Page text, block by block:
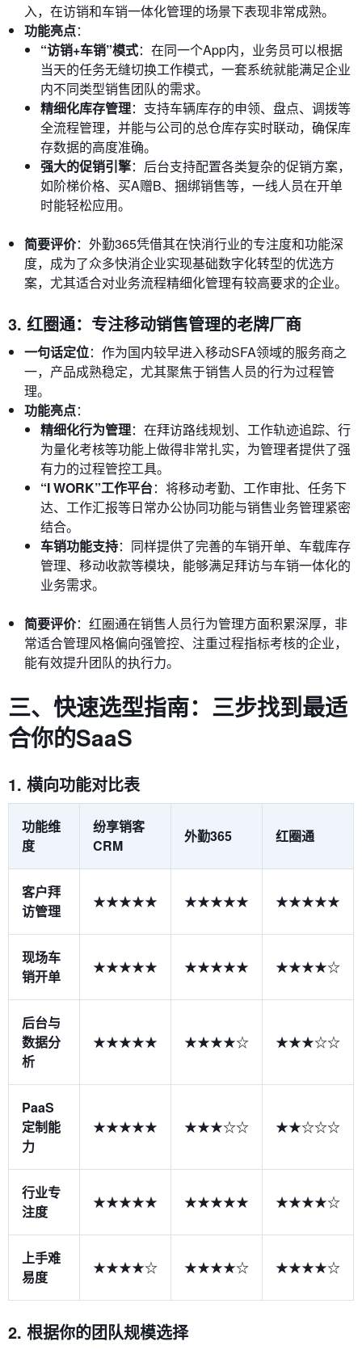
入，在访销和车销一体化管理的场景下表现非常成熟。
功能亮点：
“访销+车销”模式：在同一个App内，业务员可以根据
当天的任务无缝切换工作模式，一套系统就能满足企业
内不同类型销售团队的需求。
精细化库存管理：支持车辆库存的申领、盘点、调拨等
全流程管理，并能与公司的总仓库存实时联动，确保库
存数据的高度准确。
强大的促销引擎：后台支持配置各类复杂的促销方案，
如阶梯价格、买A赠B、捆绑销售等，一线人员在开单
时能轻松应用。
简要评价：外勤365凭借其在快消行业的专注度和功能深
度，成为了众多快消企业实现基础数字化转型的优选方
案，尤其适合对业务流程精细化管理有较高要求的企业。
3. 红圈通：专注移动销售管理的老牌厂商
一句话定位：作为国内较早进入移动SFA领域的服务商之
一，产品成熟稳定，尤其聚焦于销售人员的行为过程管
理。
功能亮点：
精细化行为管理：在拜访路线规划、工作轨迹追踪、行
为量化考核等功能上做得非常扎实，为管理者提供了强
有力的过程管控工具。
“I WORK”工作平台：将移动考勤、工作审批、任务下
达、工作汇报等日常办公协同功能与销售业务管理紧密
结合。
车销功能支持：同样提供了完善的车销开单、车载库存
管理、移动收款等模块，能够满足拜访与车销一体化的
业务需求。
简要评价：红圈通在销售人员行为管理方面积累深厚，非
常适合管理风格偏向强管控、注重过程指标考核的企业，
能有效提升团队的执行力。
三、快速选型指南：三步找到最适
合你的SaaS
1. 横向功能对比表
功能维
度
纷享销客
CRM
外勤365 红圈通
客户拜
访管理
★★★★★ ★★★★★ ★★★★★
现场车
销开单
★★★★★ ★★★★★ ★★★★☆
后台与
数据分
析
★★★★★ ★★★★☆ ★★★☆☆
PaaS
定制能
力
★★★★★ ★★★☆☆ ★★☆☆☆
行业专
注度
★★★★★ ★★★★★ ★★★★☆
上手难
易度
★★★★☆ ★★★★☆ ★★★★☆
2. 根据你的团队规模选择